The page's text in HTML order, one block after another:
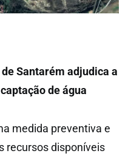
Santarém adjudica a
de água
medida preventiva e
recursos disponíveis